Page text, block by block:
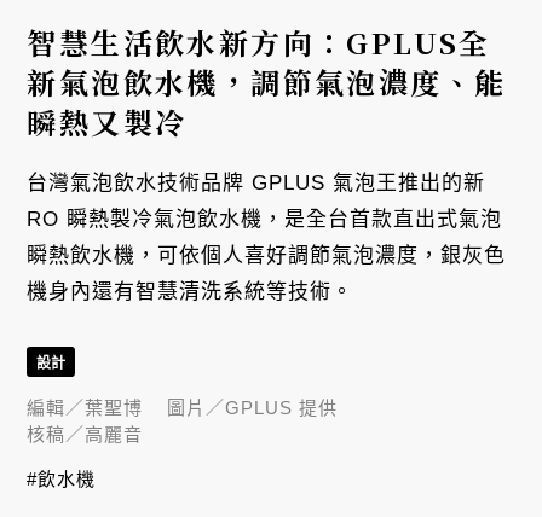
智慧生活飲水新方向：GPLUS全
新氣泡飲水機，調節氣泡濃度、能
瞬熱又製冷
台灣氣泡飲水技術品牌 GPLUS 氣泡王推出的新
RO 瞬熱製冷氣泡飲水機，是全台首款直出式氣泡
瞬熱飲水機，可依個人喜好調節氣泡濃度，銀灰色
機身內還有智慧清洗系統等技術。
設計
編輯／葉聖博 圖片／GPLUS 提供
核稿／高麗音
#飲水機